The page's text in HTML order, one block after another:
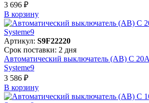
3 696 ₽
В корзинy
Артикул: S9F22220
Срок поставки: 2 дня
Автоматический выключатель (АВ) C
Systeme9
3 586 ₽
В корзинy